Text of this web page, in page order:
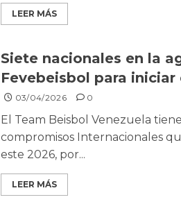
LEER MÁS
Siete nacionales en la
Fevebeisbol para iniciar
03/04/2026 0
El Team Beisbol Venezuela
compromisos Internacionales
este 2026, por...
LEER MÁS